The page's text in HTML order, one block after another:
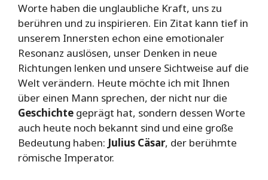
Worte haben die unglaubliche Kraft, uns zu
berühren und zu inspirieren. Ein Zitat kann tief in
unserem Innersten echon eine emotionaler
Resonanz auslösen, unser Denken in neue
Richtungen lenken und unsere Sichtweise auf die
Welt verändern. Heute möchte ich mit Ihnen
über einen Mann sprechen, der nicht nur die
Geschichte geprägt hat, sondern dessen Worte
auch heute noch bekannt sind und eine große
Bedeutung haben: Julius Cäsar, der berühmte
römische Imperator.